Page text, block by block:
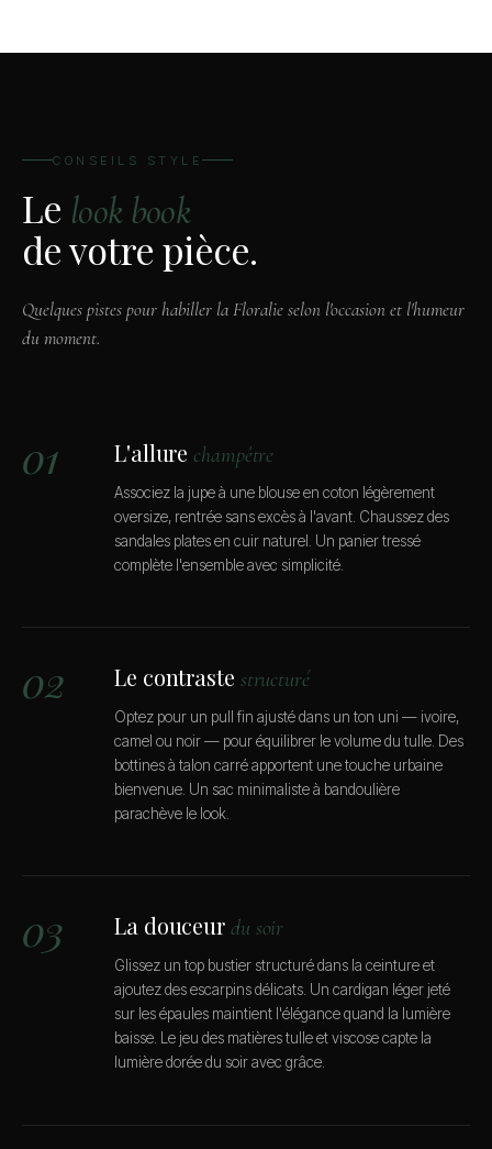
CONSEILS STYLE
Le look book
de votre pièce.
Quelques pistes pour habiller la Floralie selon l'occasion et l'humeur
du moment.
01 L'allure champêtre
Associez la jupe à une blouse en coton légèrement
oversize, rentrée sans excès à l'avant. Chaussez des
sandales plates en cuir naturel. Un panier tressé
complète l'ensemble avec simplicité.
02 Le contraste structuré
Optez pour un pull fin ajusté dans un ton uni — ivoire,
camel ou noir — pour équilibrer le volume du tulle. Des
bottines à talon carré apportent une touche urbaine
bienvenue. Un sac minimaliste à bandoulière
parachève le look.
03 La douceur du soir
Glissez un top bustier structuré dans la ceinture et
ajoutez des escarpins délicats. Un cardigan léger jeté
sur les épaules maintient l'élégance quand la lumière
baisse. Le jeu des matières tulle et viscose capte la
lumière dorée du soir avec grâce.